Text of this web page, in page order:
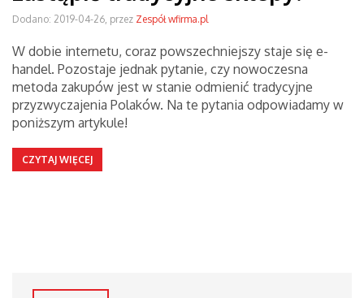
Dodano: 2019-04-26, przez Zespół wfirma.pl
W dobie internetu, coraz powszechniejszy staje się e-
handel. Pozostaje jednak pytanie, czy nowoczesna
metoda zakupów jest w stanie odmienić tradycyjne
przyzwyczajenia Polaków. Na te pytania odpowiadamy w
poniższym artykule!
CZYTAJ WIĘCEJ